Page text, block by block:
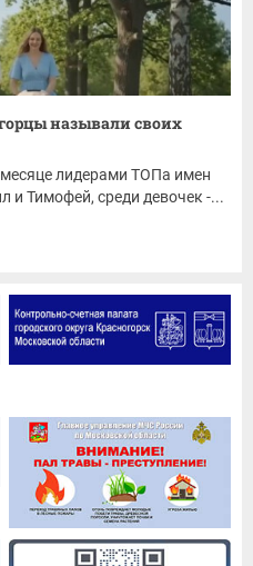
называли своих
лидерами ТОПа имен
и Тимофей, среди девочек -...